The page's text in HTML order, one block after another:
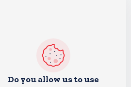
Do you allow us to use